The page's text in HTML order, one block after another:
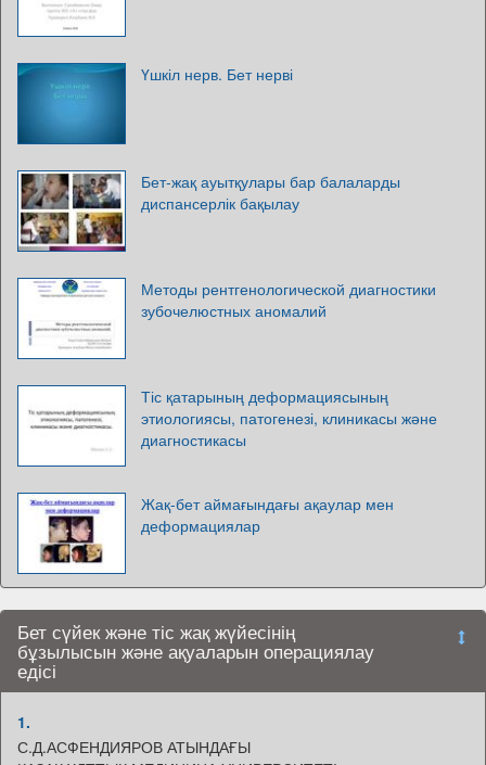
Үшкіл нерв. Бет нерві
Бет-жақ ауытқулары бар балаларды
диспансерлік бақылау
Методы рентгенологической диагностики
зубочелюстных аномалий
Тіс қатарының деформациясының
этиологиясы, патогенезі, клиникасы және
диагностикасы
Жақ-бет аймағындағы ақаулар мен
деформациялар
Бет сүйек және тіс жақ жүйесінің
бұзылысын және ақуаларын операциялау
едісі
1.
С.Д.АСФЕНДИЯРОВ АТЫНДАҒЫ